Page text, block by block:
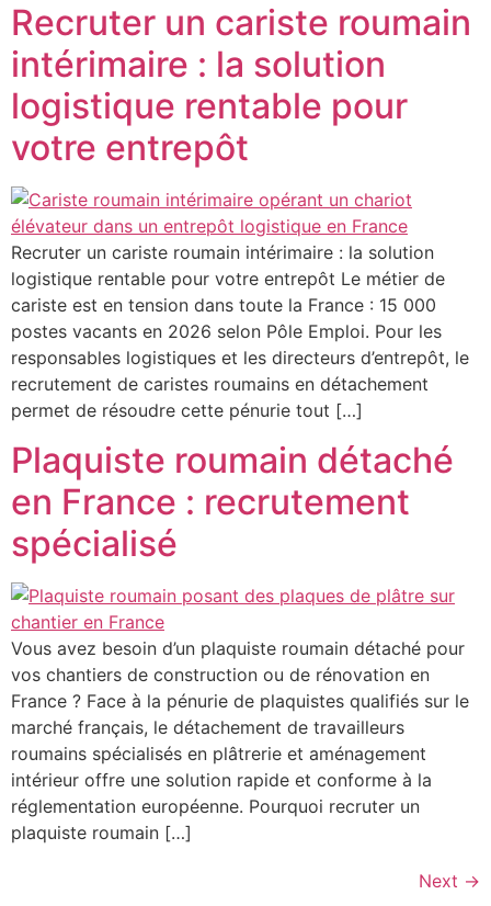
Recruter un cariste roumain
intérimaire : la solution
logistique rentable pour
votre entrepôt
Recruter un cariste roumain intérimaire : la solution
logistique rentable pour votre entrepôt Le métier de
cariste est en tension dans toute la France : 15 000
postes vacants en 2026 selon Pôle Emploi. Pour les
responsables logistiques et les directeurs d’entrepôt, le
recrutement de caristes roumains en détachement
permet de résoudre cette pénurie tout […]
Plaquiste roumain détaché
en France : recrutement
spécialisé
Vous avez besoin d’un plaquiste roumain détaché pour
vos chantiers de construction ou de rénovation en
France ? Face à la pénurie de plaquistes qualifiés sur le
marché français, le détachement de travailleurs
roumains spécialisés en plâtrerie et aménagement
intérieur offre une solution rapide et conforme à la
réglementation européenne. Pourquoi recruter un
plaquiste roumain […]
Next →